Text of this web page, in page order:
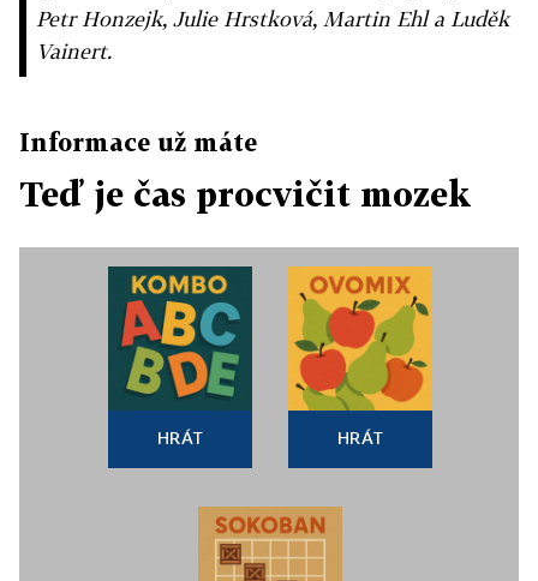
Petr Honzejk, Julie Hrstková, Martin Ehl a Luděk
Vainert.
Informace už máte
Teď je čas procvičit mozek
HRÁT HRÁT